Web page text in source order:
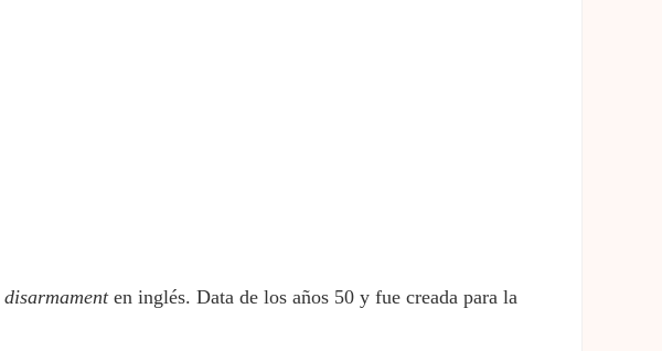
disarmamenten inglés. Data de los años 50 y fue creada para la